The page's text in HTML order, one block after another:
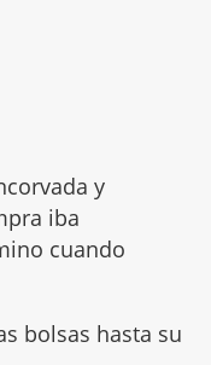
y
iba
cuando
bolsas hasta su